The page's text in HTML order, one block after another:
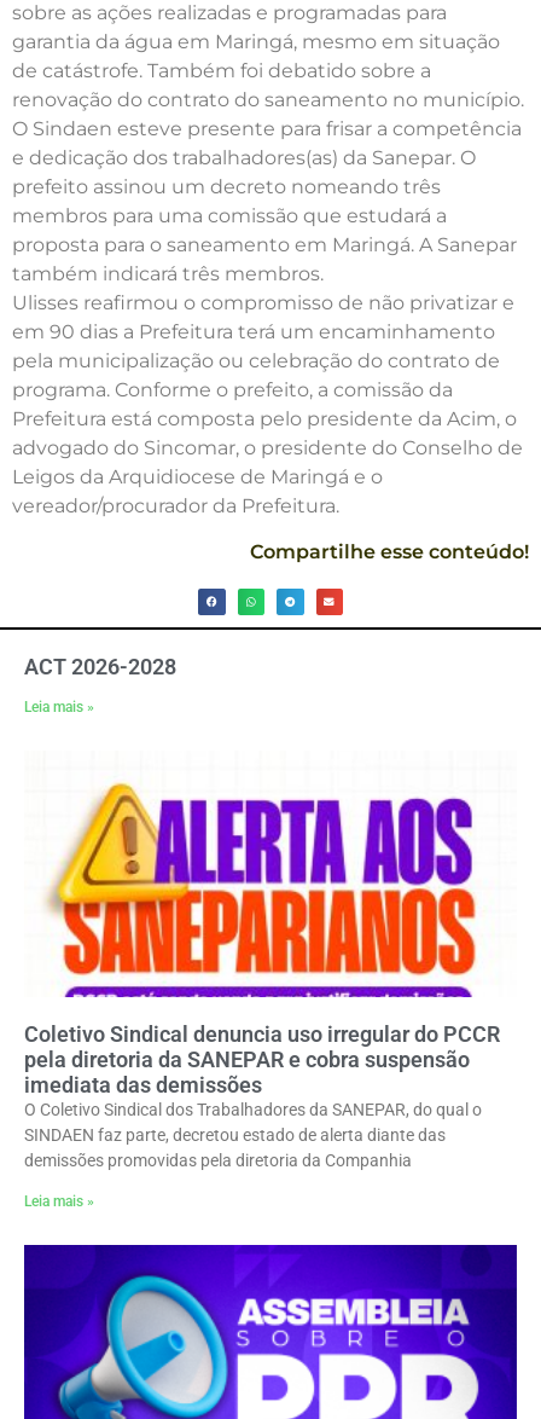
sobre as ações realizadas e programadas para
garantia da água em Maringá, mesmo em situação
de catástrofe. Também foi debatido sobre a
renovação do contrato do saneamento no município.
O Sindaen esteve presente para frisar a competência
e dedicação dos trabalhadores(as) da Sanepar. O
prefeito assinou um decreto nomeando três
membros para uma comissão que estudará a
proposta para o saneamento em Maringá. A Sanepar
também indicará três membros.
Ulisses reafirmou o compromisso de não privatizar e
em 90 dias a Prefeitura terá um encaminhamento
pela municipalização ou celebração do contrato de
programa. Conforme o prefeito, a comissão da
Prefeitura está composta pelo presidente da Acim, o
advogado do Sincomar, o presidente do Conselho de
Leigos da Arquidiocese de Maringá e o
vereador/procurador da Prefeitura.
Compartilhe esse conteúdo!
ACT 2026-2028
Leia mais »
Coletivo Sindical denuncia uso irregular do PCCR
pela diretoria da SANEPAR e cobra suspensão
imediata das demissões
O Coletivo Sindical dos Trabalhadores da SANEPAR, do qual o
SINDAEN faz parte, decretou estado de alerta diante das
demissões promovidas pela diretoria da Companhia
Leia mais »